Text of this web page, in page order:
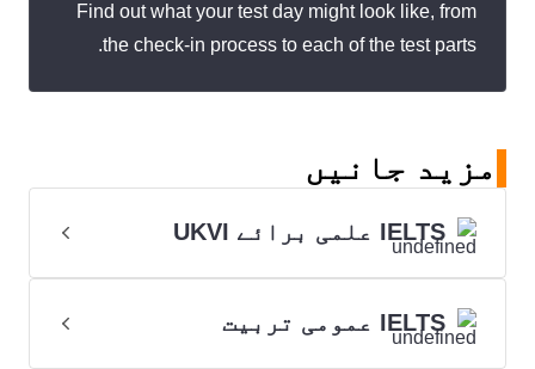
Find out what your test day might look like, from
the check-in process to each of the test parts.
مزید جانیں
IELTS علمی برائے UKVI
IELTS عمومی تربیت